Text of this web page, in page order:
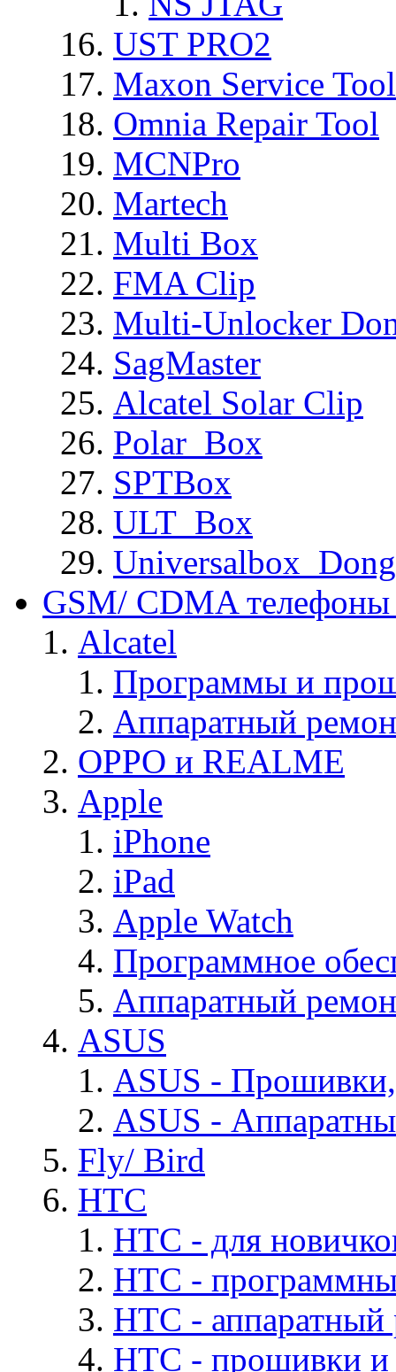
UST PRO2
Maxon Service
Omnia Repair Tool
MCNPro
Martech
Multi Box
FMA Clip
Multi-Unlocker
SagMaster
Alcatel Solar Clip
Polar_Box
SPTBox
ULT_Box
GSM/ CDMA
Alcatel
Программы и
Аппаратный
OPPO и REALME
Apple
iPhone
iPad
Apple Watch
Программное
Аппаратный
ASUS
ASUS -
ASUS -
Fly/ Bird
HTC
HTC - для
HTC -
HTC - аппаратный
HTC - прошивки